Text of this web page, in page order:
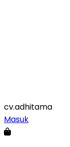
cv.adhitama
Masuk